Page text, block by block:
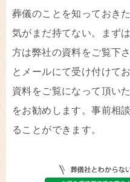
葬儀のことを知っておき
気がまだ持てない。まず
方は弊社の資料をご覧下
とメールにて受け付けてお
資料をご覧になって頂い
をお勧めします。事前相
ることができます。